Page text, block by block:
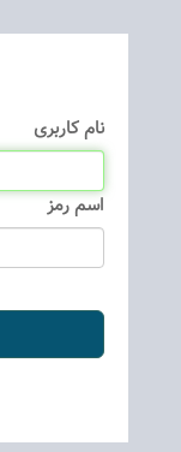
نام كاربری
اسم رمز